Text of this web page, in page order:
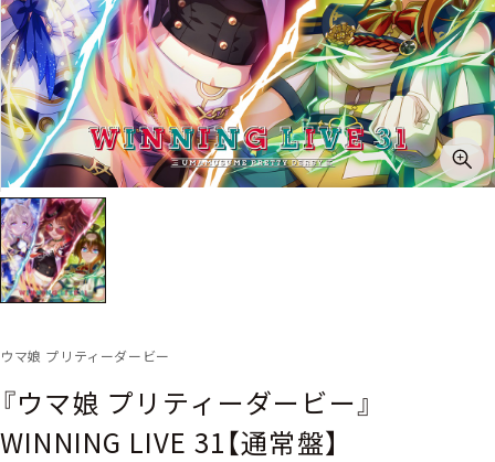
ウマ娘 プリティーダービー
『ウマ娘 プリティーダービー』
WINNING LIVE 31【通常盤】